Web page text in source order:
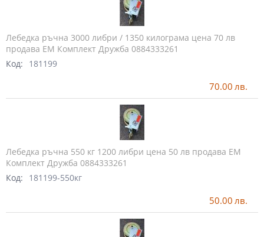
Лебедка ръчна 3000 либри / 1350 килограма цена 70 лв
продава ЕМ Комплект Дружба 0884333261
Код:
181199
70.00 лв.
Лебедка ръчна 550 кг 1200 либри цена 50 лв продава ЕМ
Комплект Дружба 0884333261
Код:
181199-550кг
50.00 лв.